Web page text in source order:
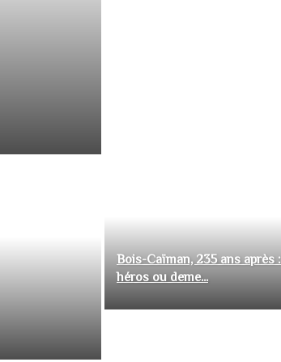
Bois-Caïman, 235 ans après
héros ou deme...